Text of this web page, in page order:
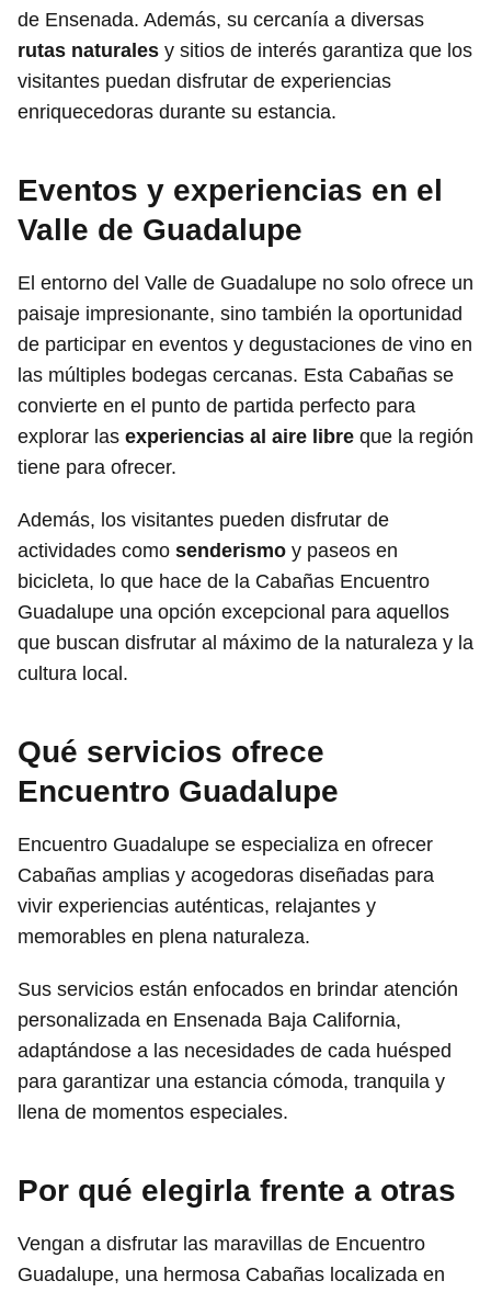
de Ensenada. Además, su cercanía a diversas
rutas naturales y sitios de interés garantiza que los
visitantes puedan disfrutar de experiencias
enriquecedoras durante su estancia.
Eventos y experiencias en el
Valle de Guadalupe
El entorno del Valle de Guadalupe no solo ofrece un
paisaje impresionante, sino también la oportunidad
de participar en eventos y degustaciones de vino en
las múltiples bodegas cercanas. Esta Cabañas se
convierte en el punto de partida perfecto para
explorar las experiencias al aire libre que la región
tiene para ofrecer.
Además, los visitantes pueden disfrutar de
actividades como senderismo y paseos en
bicicleta, lo que hace de la Cabañas Encuentro
Guadalupe una opción excepcional para aquellos
que buscan disfrutar al máximo de la naturaleza y la
cultura local.
Qué servicios ofrece
Encuentro Guadalupe
Encuentro Guadalupe se especializa en ofrecer
Cabañas amplias y acogedoras diseñadas para
vivir experiencias auténticas, relajantes y
memorables en plena naturaleza.
Sus servicios están enfocados en brindar atención
personalizada en Ensenada Baja California,
adaptándose a las necesidades de cada huésped
para garantizar una estancia cómoda, tranquila y
llena de momentos especiales.
Por qué elegirla frente a otras
Vengan a disfrutar las maravillas de Encuentro
Guadalupe, una hermosa Cabañas localizada en